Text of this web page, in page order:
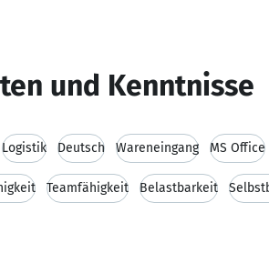
und Kenntnisse
Logistik Deutsch Wareneingang MS Office
Teamfähigkeit Belastbarkeit